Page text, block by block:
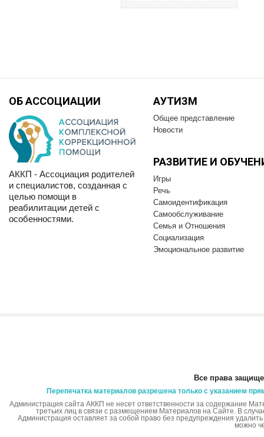
ОБ АССОЦИАЦИИ
АККП - Ассоциация родителей
и специалистов, созданная с
целью помощи в
реабилитации детей с
особенностями.
АУТИЗМ
Общее представление
Новости
РАЗВИТИЕ И
Игры
Речь
Самоидентификация
Самообслуживание
Семья и Отношения
Социализация
Эмоциональное развитие
Все права
Перепечатка материалов разрешена только с указанием
Администрация сайта АККП не несет ответственности за содержание
третьих лиц в связи с размещением Материалов на Сайте. В
Администрация оставляет за собой право без предупреждения
можно